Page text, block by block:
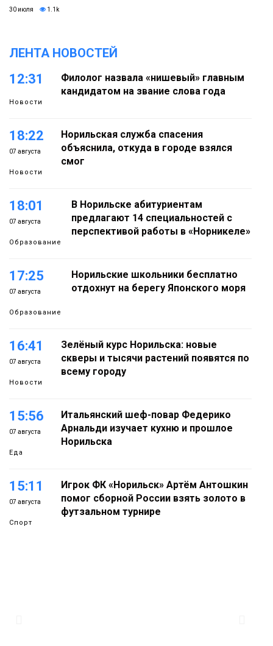
30 июля 1.1k
ЛЕНТА НОВОСТЕЙ
12:31
Новости
Филолог назвала «нишевый» главным
кандидатом на звание слова года
18:22
07 августа
Новости
Норильская служба спасения
объяснила, откуда в городе взялся
смог
18:01
07 августа
Образование
В Норильске абитуриентам
предлагают 14 специальностей с
перспективой работы в «Норникеле»
17:25
07 августа
Образование
Норильские школьники бесплатно
отдохнут на берегу Японского моря
16:41
07 августа
Новости
Зелёный курс Норильска: новые
скверы и тысячи растений появятся по
всему городу
15:56
07 августа
Еда
Итальянский шеф-повар Федерико
Арнальди изучает кухню и прошлое
Норильска
15:11
07 августа
Спорт
Игрок ФК «Норильск» Артём Антошкин
помог сборной России взять золото в
футзальном турнире